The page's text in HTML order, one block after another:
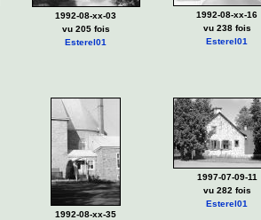
1992-08-xx-03
vu 205 fois
Esterel01
1992-08-xx-16
vu 238 fois
Esterel01
1992-08-xx-35
1997-07-09-11
vu 282 fois
Esterel01